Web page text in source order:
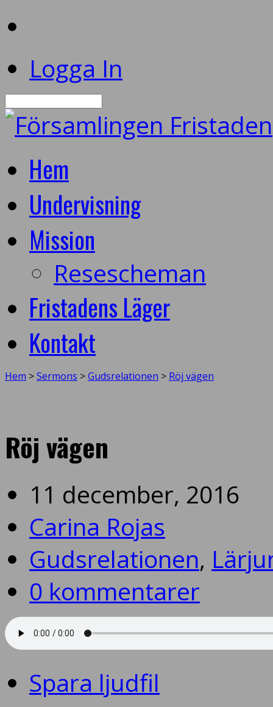
Logga In
Hem
Undervisning
Mission
Resescheman
Fristadens Läger
Kontakt
Hem >Sermons >Gudsrelationen > Röj vägen
Röj vägen
11 december, 2016
Carina Rojas
Gudsrelationen,
0 kommentarer
Spara ljudfil